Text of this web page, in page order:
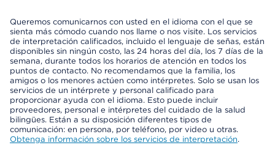
Queremos comunicarnos con usted en el idioma con el que se
sienta más cómodo cuando nos llame o nos visite. Los servicios
de interpretación calificados, incluido el lenguaje de señas, están
disponibles sin ningún costo, las 24 horas del día, los 7 días de la
semana, durante todos los horarios de atención en todos los
puntos de contacto. No recomendamos que la familia, los
amigos o los menores actúen como intérpretes. Solo se usan los
servicios de un intérprete y personal calificado para
proporcionar ayuda con el idioma. Esto puede incluir
proveedores, personal e intérpretes del cuidado de la salud
bilingües. Están a su disposición diferentes tipos de
comunicación: en persona, por teléfono, por video u otras.
Obtenga información sobre los servicios de interpretación.